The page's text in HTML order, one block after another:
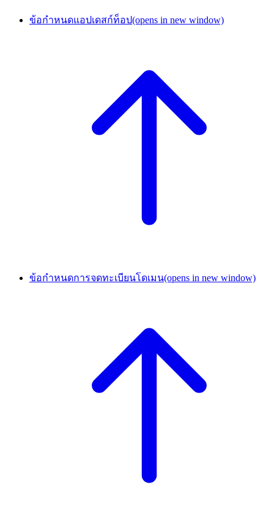
ข้อกำหนดแอปเดสก์ท็อป(opens in new window)
ข้อกำหนดการจดทะเบียนโดเมน(opens in new window)